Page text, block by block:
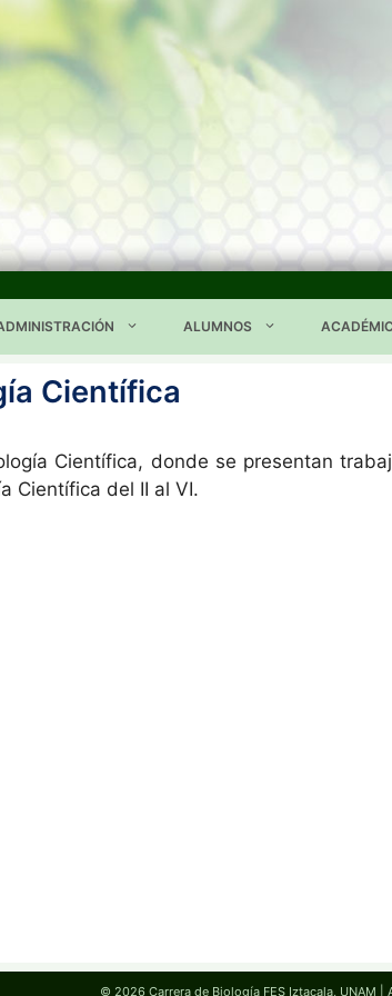
ALUMNOS
Científica
Científica, donde se presentan
Científica del II al VI.
© 2026 Carrera de Biología FES Iztacala, UNAM |